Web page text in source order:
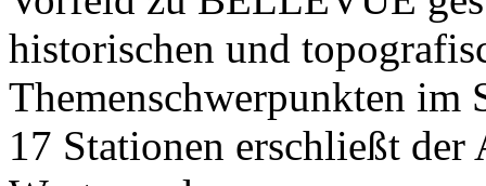
historischen und
Themenschwerpunkten im
17 Stationen erschließt